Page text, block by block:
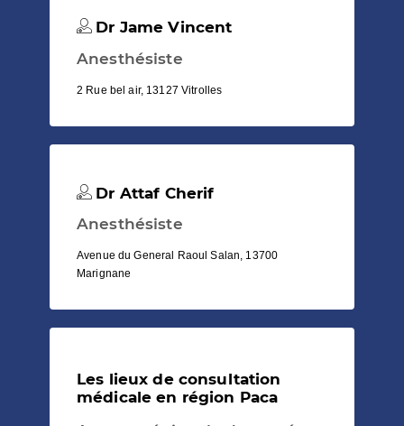
Dr Jame Vincent
Anesthésiste
2 Rue bel air, 13127 Vitrolles
Dr Attaf Cherif
Anesthésiste
Avenue du General Raoul Salan, 13700
Marignane
Les lieux de consultation
médicale en région Paca